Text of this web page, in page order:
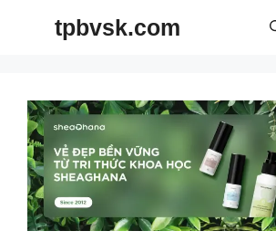
tpbvsk.com